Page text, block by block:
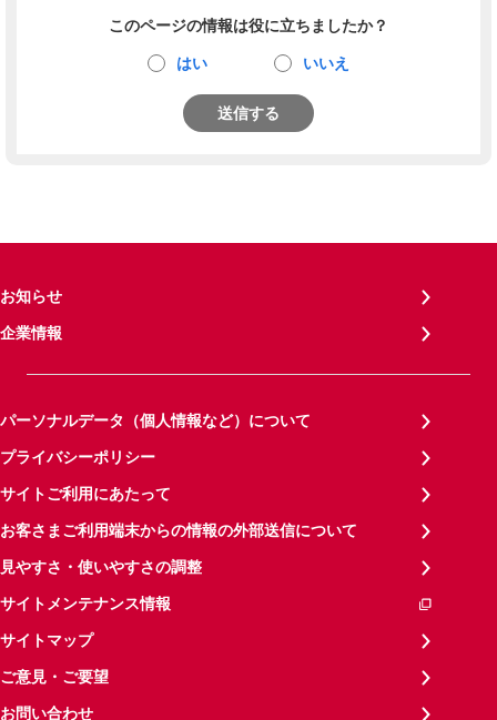
このページの情報は役に立ちましたか？
はい いいえ
送信する
お知らせ
企業情報
パーソナルデータ（個人情報など）について
プライバシーポリシー
サイトご利用にあたって
お客さまご利用端末からの情報の外部送信について
見やすさ・使いやすさの調整
サイトメンテナンス情報
サイトマップ
ご意見・ご要望
お問い合わせ